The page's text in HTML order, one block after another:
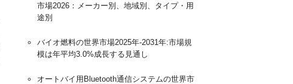
市場2026：メーカー別、地域別、タイプ・用
途別
バイオ燃料の世界市場2025年-2031年:市場規
模は年平均3.0%成長する見通し
オートバイ用Bluetooth通信システムの世界市